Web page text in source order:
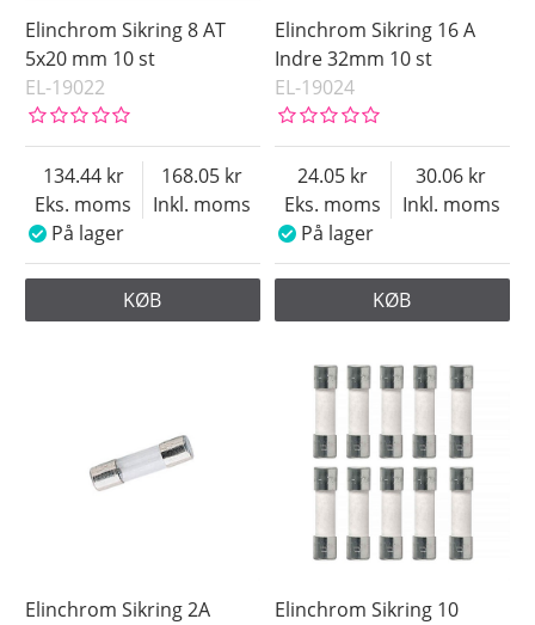
Elinchrom Sikring 8 AT
5x20 mm 10 st
EL-19022
Eks. moms
134.44
Inkl. moms
168.05
På lager
KØB
Elinchrom Sikring 16 A
Indre 32mm 10 st
EL-19024
Eks. moms
24.05
Inkl. moms
30.06
På lager
KØB
Elinchrom Sikring 2A Elinchrom Sikring 10